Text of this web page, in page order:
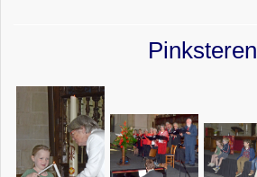
Pinksteren